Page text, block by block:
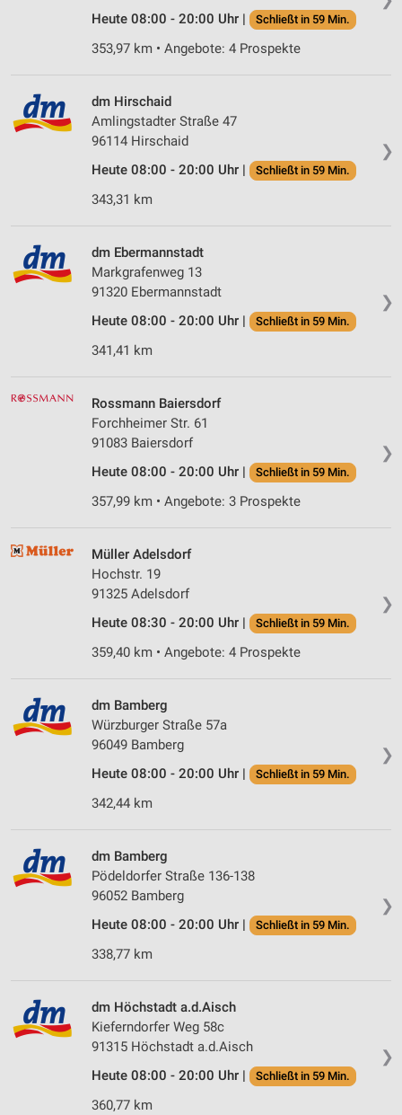
Heute 08:00 - 20:00 Uhr | Schließt in 59 Min.
353,97 km • Angebote: 4 Prospekte
❯
dm Hirschaid
Amlingstadter Straße 47
96114 Hirschaid
Heute 08:00 - 20:00 Uhr |
Schließt in 59 Min.
343,31 km
❯
dm Ebermannstadt
Markgrafenweg 13
91320 Ebermannstadt
Heute 08:00 - 20:00 Uhr |
Schließt in 59 Min.
341,41 km
❯
Rossmann Baiersdorf
Forchheimer Str. 61
91083 Baiersdorf
Heute 08:00 - 20:00 Uhr |
Schließt in 59 Min.
357,99 km • Angebote: 3 Prospekte
❯
Müller Adelsdorf
Hochstr. 19
91325 Adelsdorf
Heute 08:30 - 20:00 Uhr |
Schließt in 59 Min.
359,40 km • Angebote: 4 Prospekte
❯
dm Bamberg
Würzburger Straße 57a
96049 Bamberg
Heute 08:00 - 20:00 Uhr |
Schließt in 59 Min.
342,44 km
❯
dm Bamberg
Pödeldorfer Straße 136-138
96052 Bamberg
Heute 08:00 - 20:00 Uhr |
Schließt in 59 Min.
338,77 km
❯
dm Höchstadt a.d.Aisch
Kieferndorfer Weg 58c
91315 Höchstadt a.d.Aisch
Heute 08:00 - 20:00 Uhr |
Schließt in 59 Min.
360,77 km